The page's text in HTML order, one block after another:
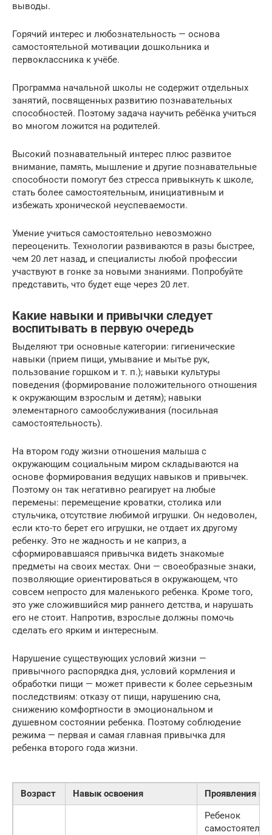
выводы.
Горячий интерес и любознательность — основа
самостоятельной мотивации дошкольника и
первоклассника к учёбе.
Программа начальной школы не содержит отдельных
занятий, посвященных развитию познавательных
способностей. Поэтому задача научить ребёнка учиться
во многом ложится на родителей.
Высокий познавательный интерес плюс развитое
внимание, память, мышление и другие познавательные
способности помогут без стресса привыкнуть к школе,
стать более самостоятельным, инициативным и
избежать хронической неуспеваемости.
Умение учиться самостоятельно невозможно
переоценить. Технологии развиваются в разы быстрее,
чем 20 лет назад, и специалисты любой профессии
участвуют в гонке за новыми знаниями. Попробуйте
представить, что будет еще через 20 лет.
Какие навыки и привычки следует
воспитывать в первую очередь
Выделяют три основные категории: гигиенические
навыки (прием пищи, умывание и мытье рук,
пользование горшком и т. п.); навыки культуры
поведения (формирование положительного отношения
к окружающим взрослым и детям); навыки
элементарного самообслуживания (посильная
самостоятельность).
На втором году жизни отношения малыша с
окружающим социальным миром складываются на
основе формирования ведущих навыков и привычек.
Поэтому он так негативно реагирует на любые
перемены: перемещение кроватки, столика или
стульчика, отсутствие любимой игрушки. Он недоволен,
если кто-то берет его игрушки, не отдает их другому
ребенку. Это не жадность и не каприз, а
сформировавшаяся привычка видеть знакомые
предметы на своих местах. Они — своеобразные знаки,
позволяющие ориентироваться в окружающем, что
совсем непросто для маленького ребенка. Кроме того,
это уже сложившийся мир раннего детства, и нарушать
его не стоит. Напротив, взрослые должны помочь
сделать его ярким и интересным.
Нарушение существующих условий жизни —
привычного распорядка дня, условий кормления и
обработки пищи — может привести к более серьезным
последствиям: отказу от пищи, нарушению сна,
снижению комфортности в эмоциональном и
душевном состоянии ребенка. Поэтому соблюдение
режима — первая и самая главная привычка для
ребенка второго года жизни.
Возраст Навык освоения Проявления
Ребенок